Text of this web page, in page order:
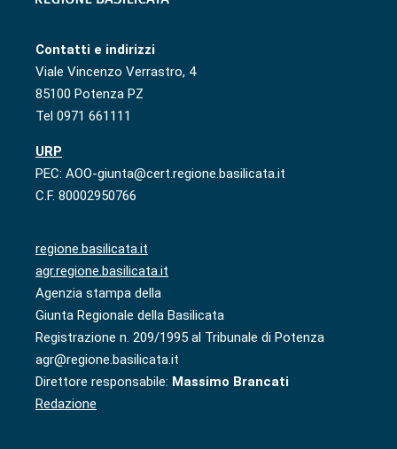
Contatti e indirizzi
Viale Vincenzo Verrastro, 4
85100 Potenza PZ
Tel 0971 661111
URP
PEC: AOO-giunta@cert.regione.basilicata.it
C.F. 80002950766
regione.basilicata.it
agr.regione.basilicata.it
Agenzia stampa della
Giunta Regionale della Basilicata
Registrazione n. 209/1995 al Tribunale di Potenza
agr@regione.basilicata.it
Direttore responsabile: Massimo Brancati
Redazione